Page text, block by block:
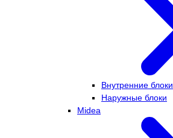
Внутренние блоки
Наружные блоки
Midea